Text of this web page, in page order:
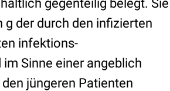
gegenteilig belegt. Sie
der durch den infizierten
infektions-
Sinne einer angeblich
jüngeren Patienten